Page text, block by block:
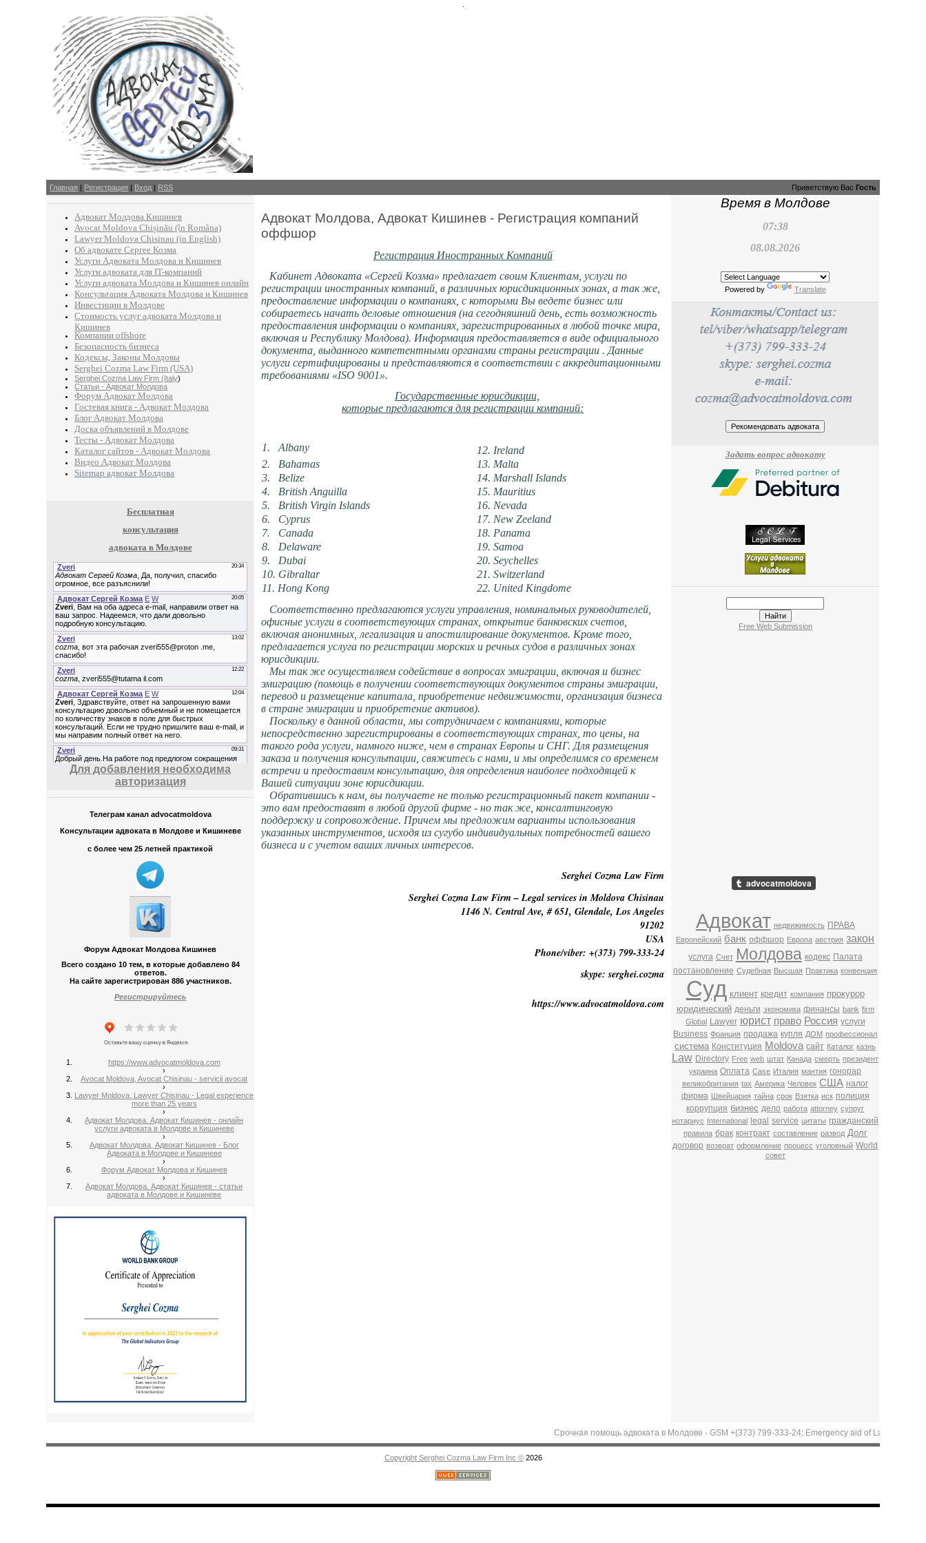
Главная Регистрация Вход RSS Приветствую Вас Гость
Адвокат Молдова Кишинев
Avocat Moldova Chișinău (în Româna)
Lawyer Moldova Chisinau (in English)
Об адвокате Сергее Козма
Услуги Адвоката Молдова и Кишинев
Услуги адвоката для IT-компаний
Услуги адвоката Молдова и Кишинев онлайн
Консультация Адвоката Молдова и Кишинев
Инвестиции в Молдове
Стоимость услуг адвоката Молдова и
Кишинев
Компании offshore
Безопасность бизнеса
Кодексы, Законы Молдовы
Serghei Cozma Law Firm (USA)
Serghei Cozma Law Firm (Italy)
Статьи - Адвокат Молдова
Форум Адвокат Молдова
Гостевая книга - Адвокат Молдова
Блог Адвокат Молдова
Доска объявлений в Молдове
Тесты - Адвокат Молдова
Каталог сайтов - Адвокат Молдова
Видео Адвокат Молдова
Sitemap адвокат Молдова
Бесплатная
консультация
адвоката в Молдове
Для добавления необходима
авторизация
Телеграм канал advocatmoldova
Консультации адвоката в Молдове и Кишиневе
с более чем 25 летней практикой
Форум Адвокат Молдова Кишинев
Всего создано 10 тем, в которые добавлено 84
ответов.
На сайте зарегистрирован 886 участников.
Регистрируйтесь
https://www.advocatmoldova.com
›
Avocat Moldova, Avocat Chisinau - servicii avocat
›
Lawyer Moldova. Lawyer Chisinau - Legal experience
more than 25 years
›
Адвокат Молдова. Адвокат Кишинев - онлайн
услуги адвоката в Молдове и Кишиневе
›
Адвокат Молдова, Адвокат Кишинев - Блог
Адвоката в Молдове и Кишиневе
›
Форум Адвокат Молдова и Кишинев
›
Адвокат Молдова. Адвокат Кишинев - статьи
адвоката в Молдове и Кишиневе
Адвокат Молдова, Адвокат Кишинев - Регистрация компаний
оффшор
Регистрация Иностранных Компаний
Кабинет Адвоката «Сергей Козма» предлагает своим Клиентам, услуги по
регистрации иностранных компаний, в различных юрисдикционных зонах, а так же,
предоставление информации о компаниях, с которыми Вы ведете бизнес или
собираетесь начать деловые отношения (на сегодняшний день, есть возможность
предоставления информации о компаниях, зарегистрированных в любой точке мира,
включая и Республику Молдова). Информация предоставляется в виде официального
документа, выданного компетентными органами страны регистрации . Данные
услуги сертифицированы и представляются в соответствии с аккредитационными
требованиями «ISO 9001».
Государственные юрисдикции,
которые предлагаются для регистрации компаний:
1. Albany
12. Ireland
2. Bahamas
13. Malta
3. Belize
14. Marshall Islands
4. British Anguilla
15. Mauritius
5. British Virgin Islands
16. Nevada
6. Cyprus
17. New Zeeland
7. Canada
18. Panama
8. Delaware
19. Samoa
9. Dubai
20. Seychelles
10. Gibraltar
21. Switzerland
11. Hong Kong
22. United Kingdome
Соответственно предлагаются услуги управления, номинальных руководителей,
офисные услуги в соответствующих странах, открытие банковских счетов,
включая анонимных, легализация и апостилирование документов. Кроме того,
предлагается услуга по регистрации морских и речных судов в различных зонах
юрисдикции.
Мы так же осуществляем содействие в вопросах эмиграции, включая и бизнес
эмиграцию (помощь в получении соответствующих документов страны эмиграции,
перевод и размещение капитала, приобретение недвижимости, организация бизнеса
в стране эмиграции и приобретение активов).
Поскольку в данной области, мы сотрудничаем с компаниями, которые
непосредственно зарегистрированы в соответствующих странах, то цены, на
такого рода услуги, намного ниже, чем в странах Европы и СНГ. Для размещения
заказа и получения консультации, свяжитесь с нами, и мы определимся со временем
встречи и предоставим консультацию, для определения наиболее подходящей к
Вашей ситуации зоне юрисдикции.
Обратившись к нам, вы получаете не только регистрационный пакет компании -
это вам предоставят в любой другой фирме - но так же, консалтинговую
поддержку и сопровождение. Причем мы предложим варианты использования
указанных инструментов, исходя из сугубо индивидуальных потребностей вашего
бизнеса и с учетом ваших личных интересов.
Serghei Cozma Law Firm
Serghei Cozma Law Firm – Legal services in Moldova Chisinau
1146 N. Central Ave, # 651, Glendale, Los Angeles
91202
USA
Phone/viber:+(373) 799-333-24
skype: serghei.cozma
https://www.advocatmoldova.com
Время в Молдове
07:38
08.08.2026
Powered by Translate
Задать вопрос адвокату
Free Web Submission
Адвокат недвижимость ПРАВА
Европейский банк оффшор Европа австрия закон
услуга Счет Молдова кодекс Палата
постановление Судебная Высшая Практика конвенция
Суд клиент кредит компания прокурор
юридический деньги экономика финансы bank firm
Global
Lawyer юрист право Россия услуги
Business Франция продажа купля ДОМ профессионал
система Конституция Moldova сайт Каталог казнь
Law Directory Free web штат Канада смерть президент
украина Оплата Case Италия мантия гонорар
великобритания tax Америка Человек США налог
фирма Швейцария тайна срок Взятка иск полиция
коррупция бизнес дело работа attorney супруг
нотариус
International legal service цитаты гражданский
правила брак контракт составление развод Долг
договор возврат оформление процесс уголовный World
совет
Срочная помощь адвоката в Молдове - GSM +(373) 799-333-24; Emergency aid of Lawyer in
Copyright Serghei Cozma Law Firm Inc ©2026